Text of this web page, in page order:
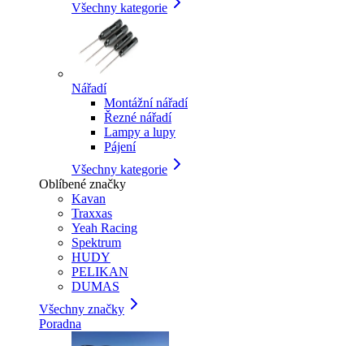
Všechny kategorie
Nářadí
Montážní nářadí
Řezné nářadí
Lampy a lupy
Pájení
Všechny kategorie
Oblíbené značky
Kavan
Traxxas
Yeah Racing
Spektrum
HUDY
PELIKAN
DUMAS
Všechny značky
Poradna